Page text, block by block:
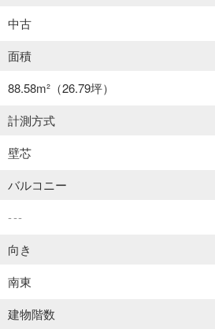
中古
面積
88.58m² （26.79坪）
計測方式
壁芯
バルコニー
---
向き
南東
建物階数